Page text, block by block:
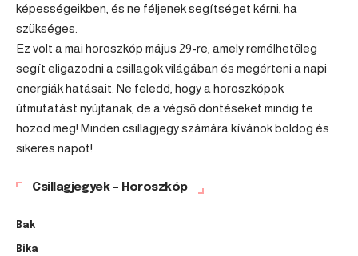
képességeikben, és ne féljenek segítséget kérni, ha
szükséges.
Ez volt a mai horoszkóp május 29-re, amely remélhetőleg
segít eligazodni a csillagok világában és megérteni a napi
energiák hatásait. Ne feledd, hogy a horoszkópok
útmutatást nyújtanak, de a végső döntéseket mindig te
hozod meg! Minden csillagjegy számára kívánok boldog és
sikeres napot!
Csillagjegyek – Horoszkóp
Bak
Bika